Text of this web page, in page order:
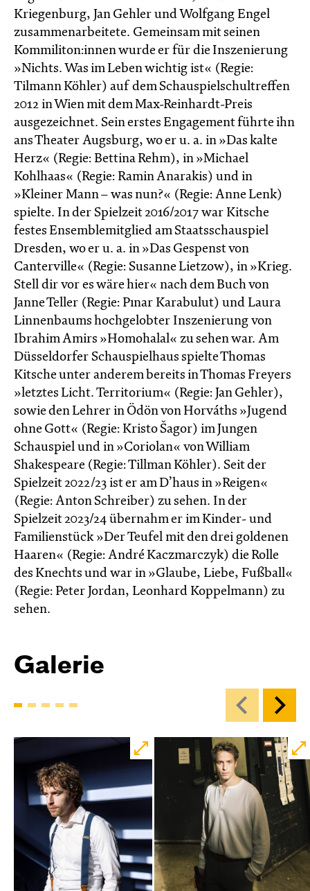
Kriegenburg, Jan Gehler und Wolfgang Engel
zusammenarbeitete. Gemeinsam mit seinen
Kommiliton:innen wurde er für die Inszenierung
»Nichts. Was im Leben wichtig ist« (Regie:
Tilmann Köhler) auf dem Schauspielschultreffen
2012 in Wien mit dem Max-Reinhardt-Preis
ausgezeichnet. Sein erstes Engagement führte ihn
ans Theater Augsburg, wo er u. a. in »Das kalte
Herz« (Regie: Bettina Rehm), in »Michael
Kohlhaas« (Regie: Ramin Anarakis) und in
»Kleiner Mann – was nun?« (Regie: Anne Lenk)
spielte. In der Spielzeit 2016/2017 war Kitsche
festes Ensemblemitglied am Staatsschauspiel
Dresden, wo er u. a. in »Das Gespenst von
Canterville« (Regie: Susanne Lietzow), in »Krieg.
Stell dir vor es wäre hier« nach dem Buch von
Janne Teller (Regie: Pınar Karabulut) und Laura
Linnenbaums hochgelobter Inszenierung von
Ibrahim Amirs »Homohalal« zu sehen war. Am
Düsseldorfer Schauspielhaus spielte Thomas
Kitsche unter anderem bereits in Thomas Freyers
»letztes Licht. Territorium« (Regie: Jan Gehler),
sowie den Lehrer in Ödön von Horváths »Jugend
ohne Gott« (Regie: Kristo Šagor) im Jungen
Schauspiel und in »Coriolan« von William
Shakespeare (Regie: Tillman Köhler). Seit der
Spielzeit 2022/23 ist er am D’haus in »Reigen«
(Regie: Anton Schreiber) zu sehen. In der
Spielzeit 2023/24 übernahm er im Kinder- und
Familienstück »Der Teufel mit den drei goldenen
Haaren« (Regie: André Kaczmarczyk) die Rolle
des Knechts und war in »Glaube, Liebe, Fußball«
(Regie: Peter Jordan, Leonhard Koppelmann) zu
sehen.
Galerie